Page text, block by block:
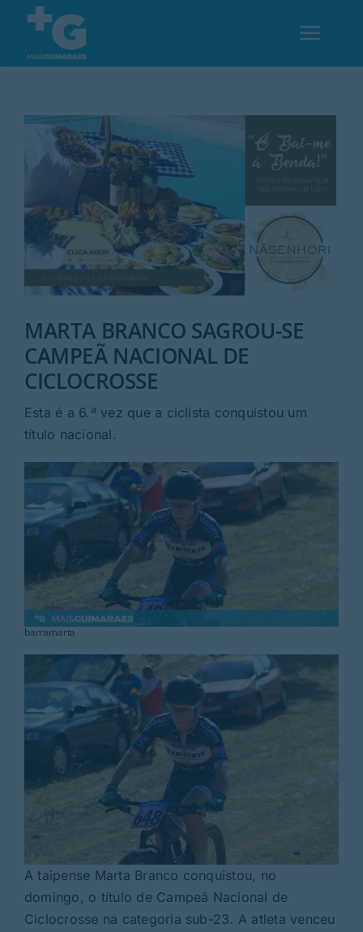
content
Desporto
Rubricas
Jornal
Revista
Search
For:
MARTA BRANCO SAGROU-SE
CAMPEÃ NACIONAL DE
CICLOCROSSE
Esta é a 6.ª vez que a ciclista conquistou um
título nacional.
barramarta
A taipense Marta Branco conquistou, no
domingo, o título de Campeã Nacional de
Ciclocrosse na categoria sub-23. A atleta venceu